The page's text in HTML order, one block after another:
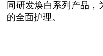
同研发焕白系列产品，
的全面护理。